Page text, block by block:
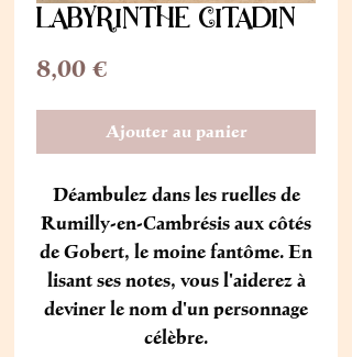
LABYRINTHE CITADIN
8,00 €Prix
Ajouter au panier
Déambulez dans les ruelles de
Rumilly-en-Cambrésis aux côtés
de Gobert, le moine fantôme. En
lisant ses notes, vous l'aiderez à
deviner le nom d'un personnage
célèbre.